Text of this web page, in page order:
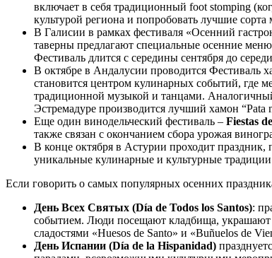
включает в себя традиционный foot stomping
культурой региона и попробовать лучшие
В Галисии в рамках фестиваля «Осенний
таверны предлагают специальные осенние
Фестиваль длится с середины сентября до
В октябре в Андалусии проводится Фестиваль
становится центром кулинарных событий, где
традиционной музыкой и танцами. Аналогичный
Эстремадуре производится лучший хамон “Pata
Еще один винодельческий фестиваль – Fiestas
также связан с окончанием сбора урожая
В конце октября в Астурии проходит
уникальные кулинарные и культурные
Если говорить о самых популярных осенних
День Всех Святых (Día de Todos los Santos):
событием. Люди посещают кладбища, украшают
сладостями «Huesos de Santo» и «Buñuelos de
День Испании (Día de la Hispanidad)